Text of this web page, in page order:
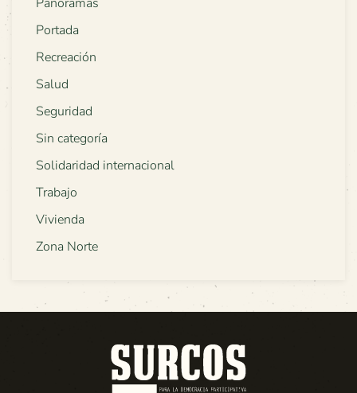
Portada
Recreación
Salud
Seguridad
Sin categoría
Solidaridad internacional
Trabajo
Vivienda
Zona Norte